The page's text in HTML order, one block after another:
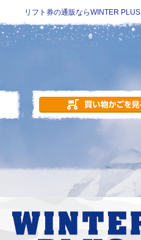
リフト券の通販ならWINTER PLUS